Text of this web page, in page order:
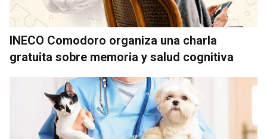
INECO Comodoro organiza una charla
gratuita sobre memoria y salud cognitiva